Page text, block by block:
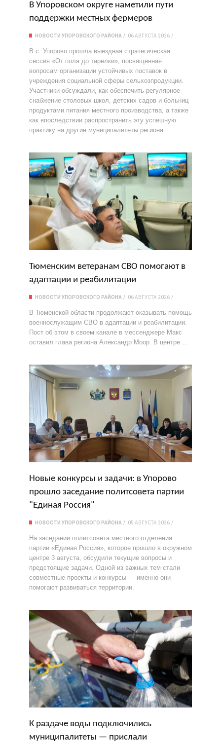
В Упоровском округе наметили пути
поддержки местных фермеров
НОВОСТИ УПОРОВСКОГО РАЙОНА 06 АВГУСТА 2026
В с. Упорово прошла выездная стратегическая
сессия «От поля до тарелки», посвящённая
вопросам организации устойчивых поставок в
учреждения социальной сферы сельхозпродукции.
Участники обсуждали, как обеспечить регулярное
снабжение столовых школ, детских садов и больниц
продуктами питания местного производства, а также
как впоследствии распространить эту успешную
практику на другие муниципалитеты региона.
Тюменским ветеранам СВО помогают в
адаптации и реабилитации
НОВОСТИ УПОРОВСКОГО РАЙОНА 06 АВГУСТА 2026
В Тюменской области продолжают оказывать помощь
военнослужащим СВО в адаптации и реабилитации.
Пост об этом в своем канале в мессенджере Макс
оставил глава региона Александр Моор. В центре …
Новые конкурсы и задачи: в Упорово
прошло заседание политсовета партии
"Единая Россия"
НОВОСТИ УПОРОВСКОГО РАЙОНА 05 АВГУСТА 2026
На заседании политсовета местного отделения
партии «Единая Россия», которое прошло в окружном
центре 3 августа, обсудили текущие вопросы и
предстоящие задачи. Одной из важных тем стали
совместные проекты и конкурсы — именно они
помогают развиваться территории.
К раздаче воды подключились
муниципалитеты — прислали